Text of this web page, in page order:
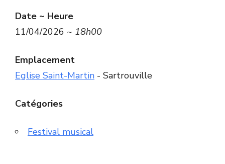
Date ~ Heure
11/04/2026 ~ 18h00
Emplacement
Eglise Saint-Martin - Sartrouville
Catégories
Festival musical